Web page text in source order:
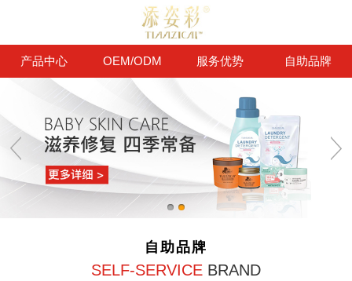
产品中心 OEM/ODM 服务优势 自助品牌
自助品牌
SELF-SERVICE BRAND